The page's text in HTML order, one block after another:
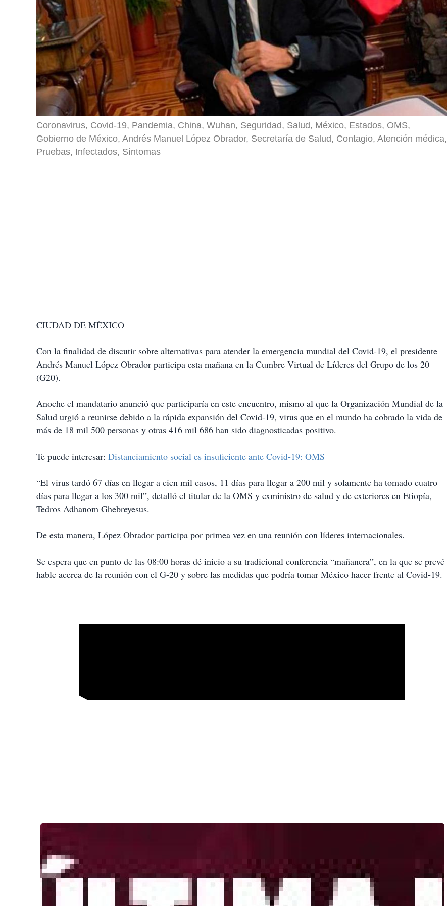
Coronavirus, Covid-19, Pandemia, China, Wuhan, Seguridad, Salud, México, Estados, OMS,
Gobierno de México, Andrés Manuel López Obrador, Secretaría de Salud, Contagio, Atención médica,
Pruebas, Infectados, Síntomas
CIUDAD DE MÉXICO
Con la finalidad de discutir sobre alternativas para atender la emergencia mundial del Covid-19, el presidente
Andrés Manuel López Obrador participa esta mañana en la Cumbre Virtual de Líderes del Grupo de los 20
(G20).
Anoche el mandatario anunció que participaría en este encuentro, mismo al que la Organización Mundial de la
Salud urgió a reunirse debido a la rápida expansión del Covid-19, virus que en el mundo ha cobrado la vida de
más de 18 mil 500 personas y otras 416 mil 686 han sido diagnosticadas positivo.
Te puede interesar: Distanciamiento social es insuficiente ante Covid-19: OMS
“El virus tardó 67 días en llegar a cien mil casos, 11 días para llegar a 200 mil y solamente ha tomado cuatro
días para llegar a los 300 mil”, detalló el titular de la OMS y exministro de salud y de exteriores en Etiopía,
Tedros Adhanom Ghebreyesus.
De esta manera, López Obrador participa por primea vez en una reunión con líderes internacionales.
Se espera que en punto de las 08:00 horas dé inicio a su tradicional conferencia “mañanera”, en la que se prevé
hable acerca de la reunión con el G-20 y sobre las medidas que podría tomar México hacer frente al Covid-19.